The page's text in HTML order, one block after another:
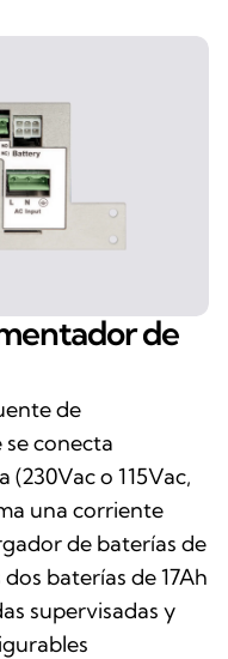
de
de
conecta
o 115Vac,
una corriente
de baterías de
baterías de 17Ah
supervisadas y